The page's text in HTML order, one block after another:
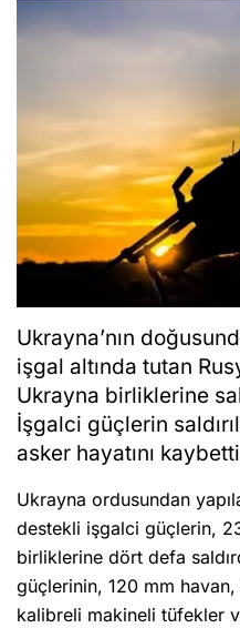
Ukrayna’nın
işgal altında tutan
Ukrayna birliklerine
İşgalci güçlerin
asker hayatını
Ukrayna ordusundan
destekli işgalci güçlerin,
birliklerine dört defa
güçlerinin, 120 mm
kalibreli makineli tüfekler